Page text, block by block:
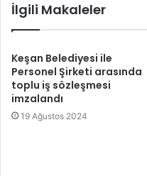
İlgili Makaleler
Keşan Belediyesi ile
Personel Şirketi arasında
toplu iş sözleşmesi
imzalandı
19 Ağustos 2024